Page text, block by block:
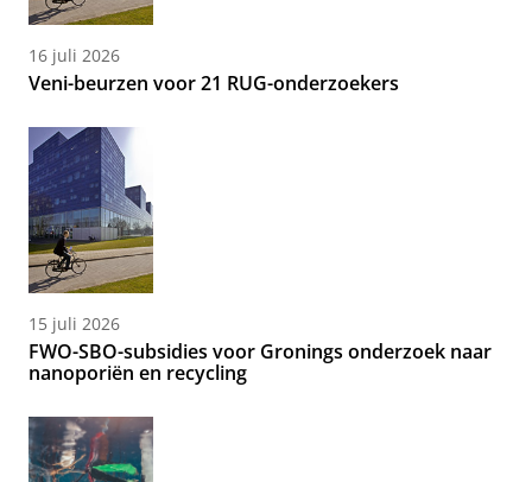
16 juli 2026
Veni-beurzen voor 21 RUG-onderzoekers
15 juli 2026
FWO-SBO-subsidies voor Gronings onderzoek naar
nanoporiën en recycling